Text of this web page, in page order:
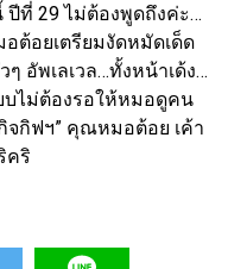
ปีที่ 29 ไม่ต้องพูดถึงค่ะ…
ต้อยเตรียมงัดหมัดเด็ด
อัพเลเวล…ทั้งหน้าเด้ง…
บไม่ต้องรอให้หมอดูคน
จกิฟฯ” คุณหมอต้อย เค้า
คริ